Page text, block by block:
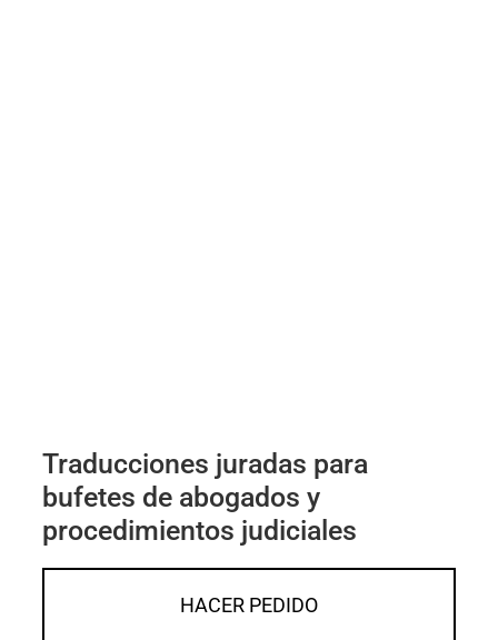
Traducciones juradas para
bufetes de abogados y
procedimientos judiciales
HACER PEDIDO